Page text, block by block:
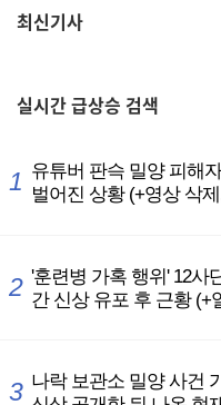
최신기사
실시간급상승 검색